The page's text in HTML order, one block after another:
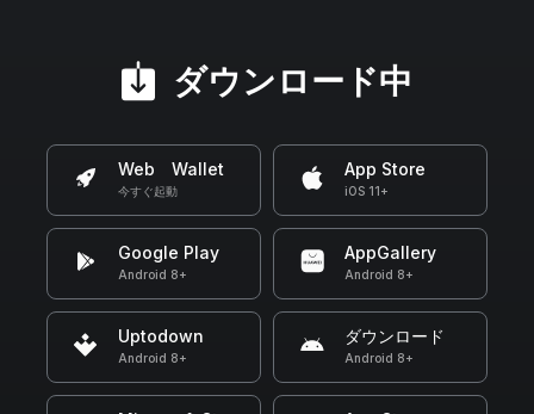
ダウンロード中
Web Wallet
今すぐ起動
App Store
iOS 11+
Google Play
Android 8+
AppGallery
Android 8+
Uptodown
Android 8+
ダウンロード
Android 8+